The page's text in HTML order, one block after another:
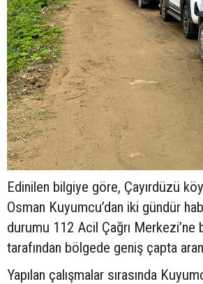
Edinilen bilgiye göre, Çayırdüzü
Osman Kuyumcu’dan iki gündür
durumu 112 Acil Çağrı Merkezi’ne
tarafından bölgede geniş çapta
Yapılan çalışmalar sırasında